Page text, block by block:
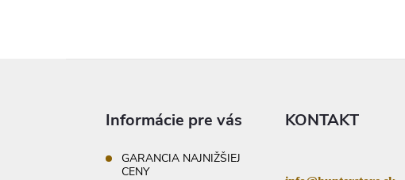
Informácie pre vás
GARANCIA NAJNIŽŠIEJ
CENY
KONTAKT